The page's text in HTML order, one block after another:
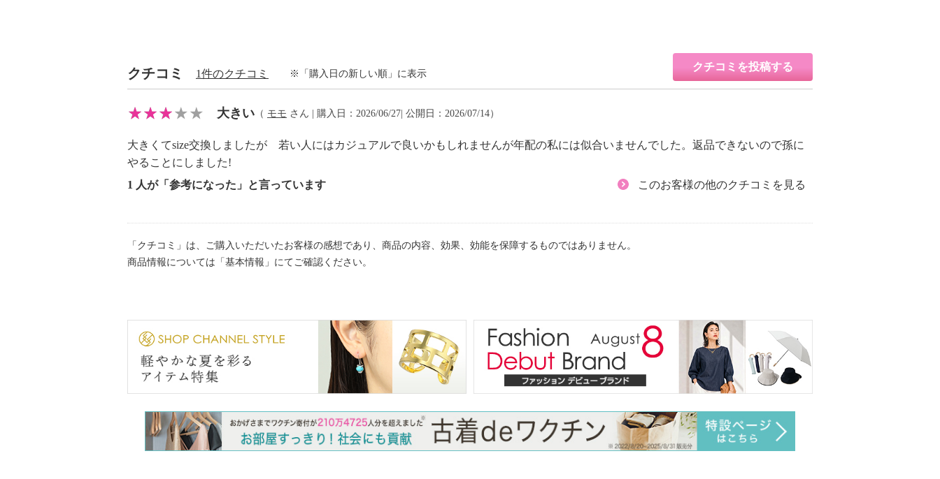
・タンブル乾燥：不可
・自然乾燥：日陰の吊り干し
・ドライクリーニング：不可
・ウエットクリーニング：可
【メンテナンス（ケアラベル）】
・単品洗い
・ネット使用
クチコミ 1件のクチコミ
クチコミを投稿する
※「購入日の新しい順」に表示
大きい （ モモ さん | 購入日：2026/06/27| 公開日：2026/07/14）
大きくてsize交換しましたが 若い人にはカジュアルで良いかもしれませんが年配の私には似合いませんでした。返品できないので孫に
やることにしました!
1 人が「参考になった」と言っています
このお客様の他のクチコミを見る
「クチコミ」は、ご購入いただいたお客様の感想であり、商品の内容、効果、効能を保障するものではありません。
商品情報については「基本情報」にてご確認ください。